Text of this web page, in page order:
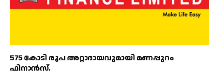
575 കോടി രൂപ അറ്റാദായവുമായി മണപ്പുറം
ഫിനാൻസ്.